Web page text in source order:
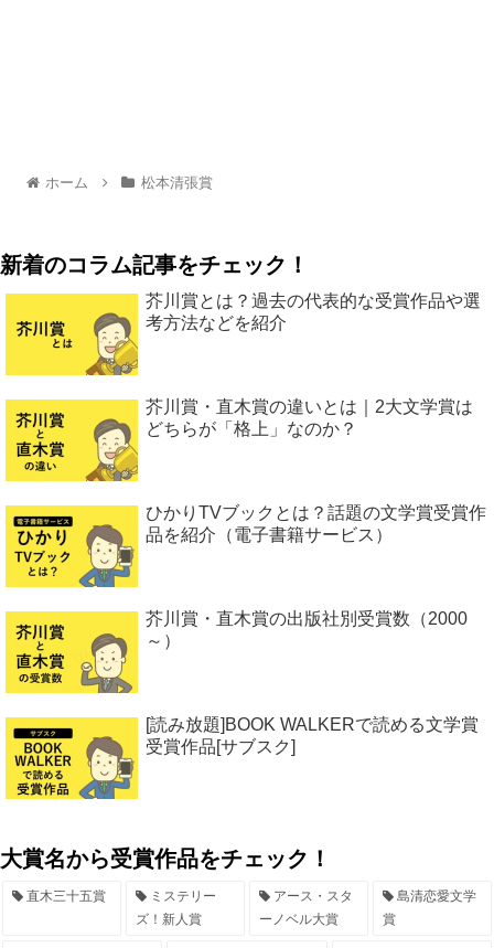
ホーム 松本清張賞
新着のコラム記事をチェック！
芥川賞とは？過去の代表的な受賞作品や選
考方法などを紹介
芥川賞・直木賞の違いとは｜2大文学賞は
どちらが「格上」なのか？
ひかりTVブックとは？話題の文学賞受賞作
品を紹介（電子書籍サービス）
芥川賞・直木賞の出版社別受賞数（2000
～）
[読み放題]BOOK WALKERで読める文学賞
受賞作品[サブスク]
大賞名から受賞作品をチェック！
直木三十五賞
ミステリー
ズ！新人賞
アース・スタ
ーノベル大賞
島清恋愛文学
賞